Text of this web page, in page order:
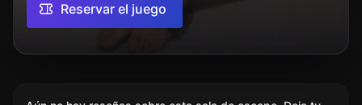
Reservar el juego